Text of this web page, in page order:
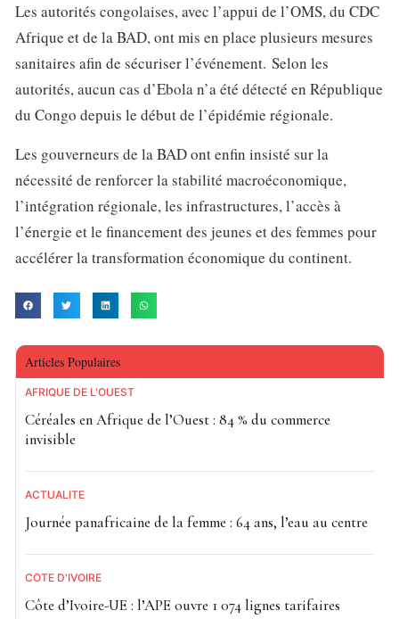
Les autorités congolaises, avec l’appui de l’OMS, du CDC
Afrique et de la BAD, ont mis en place plusieurs mesures
sanitaires afin de sécuriser l’événement. Selon les
autorités, aucun cas d’Ebola n’a été détecté en République
du Congo depuis le début de l’épidémie régionale.
Les gouverneurs de la BAD ont enfin insisté sur la
nécessité de renforcer la stabilité macroéconomique,
l’intégration régionale, les infrastructures, l’accès à
l’énergie et le financement des jeunes et des femmes pour
accélérer la transformation économique du continent.
Articles Populaires
AFRIQUE DE L'OUEST
Céréales en Afrique de l’Ouest : 84 % du commerce
invisible
ACTUALITE
Journée panafricaine de la femme : 64 ans, l’eau au centre
CÔTE D'IVOIRE
Côte d’Ivoire-UE : l’APE ouvre 1 074 lignes tarifaires